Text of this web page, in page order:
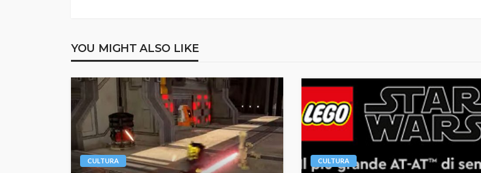
YOU MIGHT ALSO LIKE
CULTURA CULTURA